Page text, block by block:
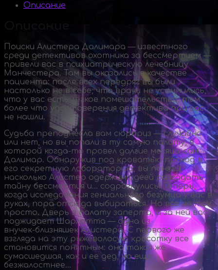
Описание
Поиски Алистера Далимара — известного
среди детективов охотника за бессмертием —
привели вас в психиатрическую лечебницу
Манчестера. Там вы оказались в качестве
пациента: после всех передряг вы были
настолько не в себе, что врачи не усомнились,
что у вас есть легкое помешательство, тем
более что удостоверения детектива при вас
не нашли.
Судьба преподнесла вам сюрприз — случайно
или нет, но вы попали в ту самую палату, в
которой когда-то провел долгие месяцы сам
Далимар. Обнаружив под кроватью проход в
его секретную лабораторию, вы поняли,
насколько Алистер одержим идеей разгадать
тайну бессмертия и… содрогнулись! Теперь,
когда исследования гениального безумца у вас в
руках, пора отсюда выбираться. Но все не так
просто. Дверь в палату заперта, а за ней вас
поджидает Шарлотта — одна из
внучек-близняшекАлистера. С первого же
взгляда на эту рыжеволосую красотку все
становится понятным: она такая же
сумасшедшая, как и ее дед, но еще
безжалостнее…